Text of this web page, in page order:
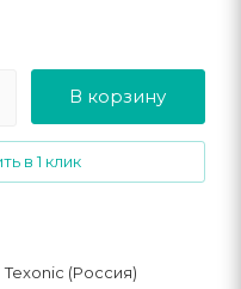
В корзину
в 1 клик
Texonic (Россия)